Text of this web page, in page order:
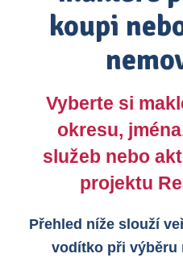
koupi
Vyberte si
okresu,
služeb nebo
projektu
Přehled níže slouží
vodítko při výběru